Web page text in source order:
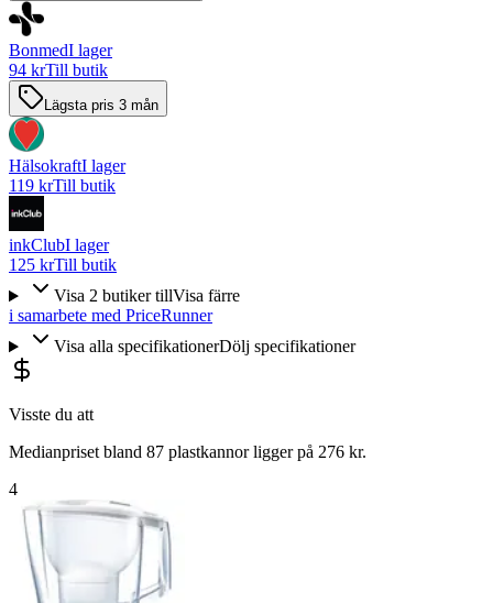
BonmedI lager
94 krTill butik
Lägsta pris 3 mån
HälsokraftI lager
119 krTill butik
inkClubI lager
125 krTill butik
Visa 2 butiker tillVisa färre
i samarbete med PriceRunner
Visa alla specifikationerDölj specifikationer
Visste du att
Medianpriset bland 87 plastkannor ligger på 276 kr.
4